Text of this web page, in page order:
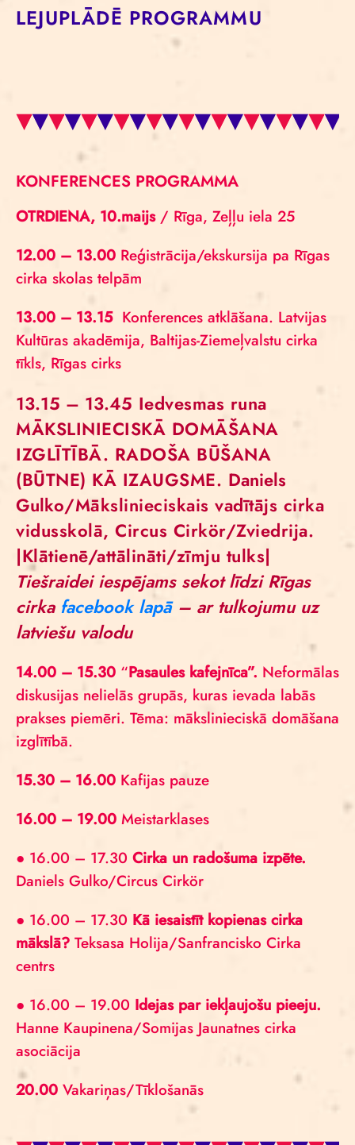
LEJUPLĀDĒ PROGRAMMU
KONFERENCES PROGRAMMA
OTRDIENA, 10.maijs / Rīga, Zeļļu iela 25
12.00 – 13.00 Reģistrācija/ekskursija pa Rīgas
cirka skolas telpām
13.00 – 13.15Konferences atklāšana. Latvijas
Kultūras akadēmija, Baltijas-Ziemeļvalstu cirka
tīkls, Rīgas cirks
13.15 – 13.45 Iedvesmas runa
MĀKSLINIECISKĀ DOMĀŠANA
IZGLĪTĪBĀ. RADOŠA BŪŠANA
(BŪTNE) KĀ IZAUGSME. Daniels
Gulko/Mākslinieciskais vadītājs cirka
vidusskolā, Circus Cirkör/Zviedrija.
|Klātienē/attālināti/zīmju tulks|
Tiešraidei iespējams sekot līdzi Rīgas
cirka facebook lapā– ar tulkojumu uz
latviešu valodu
14.00 – 15.30 “Pasaules kafejnīca”. Neformālas
diskusijas nelielās grupās, kuras ievada labās
prakses piemēri. Tēma: mākslinieciskā domāšana
izglītībā.
15.30 – 16.00 Kafijas pauze
16.00 – 19.00 Meistarklases
● 16.00 – 17.30 Cirka un radošuma izpēte.
Daniels Gulko/Circus Cirkör
● 16.00 – 17.30 Kā iesaistīt kopienas cirka
mākslā? Teksasa Holija/Sanfrancisko Cirka
centrs
● 16.00 – 19.00 Idejas par iekļaujošu pieeju.
Hanne Kaupinena/Somijas Jaunatnes cirka
asociācija
20.00 Vakariņas/Tīklošanās